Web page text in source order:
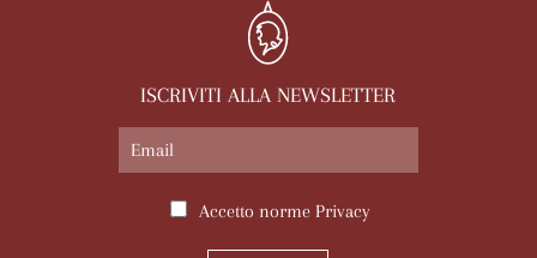
ISCRIVITI ALLA NEWSLETTER
Accetto norme Privacy